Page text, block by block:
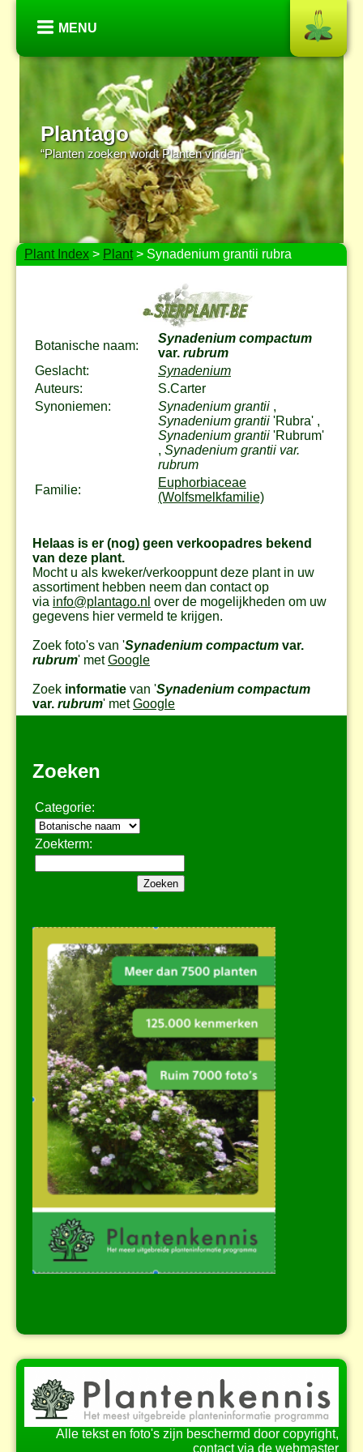
MENU
Plantago
“Planten zoeken wordt Planten vinden”
Plant Index > Plant> Synadenium grantii rubra
Botanische naam:
Synadenium compactum
var. rubrum
Geslacht:
Synadenium
Auteurs:
S.Carter
Synoniemen:
Synadenium grantii ,
Synadenium grantii 'Rubra' ,
Synadenium grantii 'Rubrum'
, Synadenium grantii var.
rubrum
Familie:
Euphorbiaceae
(Wolfsmelkfamilie)
Helaas is er (nog) geen verkoopadres bekend
van deze plant.
Mocht u als kweker/verkooppunt deze plant in uw
assortiment hebben neem dan contact op
via info@plantago.nl over de mogelijkheden om uw
gegevens hier vermeld te krijgen.
Zoek foto's van 'Synadenium compactum var.
rubrum' metGoogle
Zoek informatie van 'Synadenium compactum
var. rubrum' metGoogle
Zoeken
Categorie:
Zoekterm:
Alle tekst en foto's zijn beschermd door copyright,
contact via de webmaster